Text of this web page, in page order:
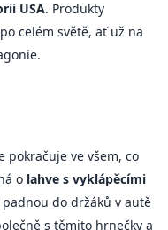
USA. Produkty
celém světě, ať už na
pokračuje ve všem, co
o lahve s vyklápěcími
do držáků v autě
s těmito hrnečky a